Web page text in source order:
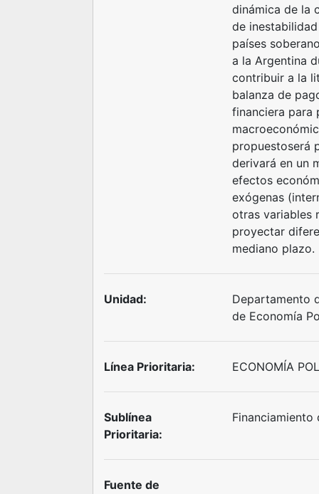
dinámica de la
de
países
a la Argentina
contribuir a la
balanza de
financiera para
propuestoserá
derivará en un
efectos
exógenas
otras variables
proyectar
mediano plazo.
Unidad:
Departamento
de Economía
Línea Prioritaria: ECONOMÍA
Sublínea
Prioritaria:
Fuente de